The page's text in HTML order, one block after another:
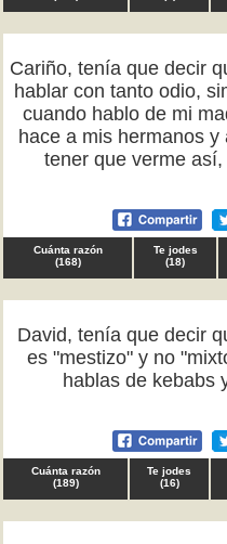
Cariño, tenía que decir
hablar con tanto odio,
cuando hablo de mi
hace a mis hermanos
tener que verme
Cuánta razón
(168)
Te jodes
(18)
David, tenía que decir
es "mestizo" y no
hablas de kebabs
Cuánta razón
(189)
Te jodes
(16)